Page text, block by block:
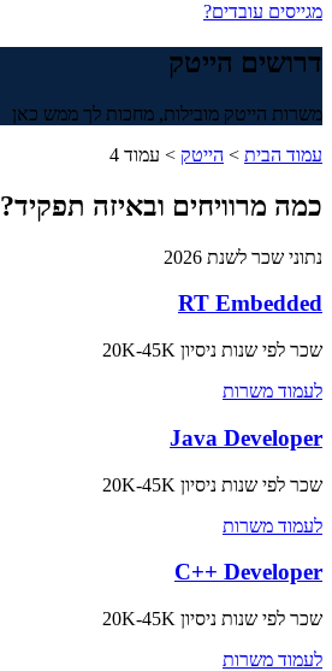
מגייסים עובדים?
דרושים הייטק
משרות הייטק מובילות, מחכות לך ממש כאן
עמוד הבית > הייטק > עמוד 4
כמה מרוויחים ובאיזה תפקיד?
נתוני שכר לשנת 2026
RT Embedded
שכר לפי שנות ניסיון 20K-45K
לעמוד משרות
Java Developer
שכר לפי שנות ניסיון 20K-45K
לעמוד משרות
C++ Developer
שכר לפי שנות ניסיון 20K-45K
לעמוד משרות